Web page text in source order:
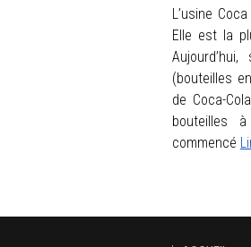
L’usine
Elle est la
(bouteilles
de Coca-
bouteilles
commencé